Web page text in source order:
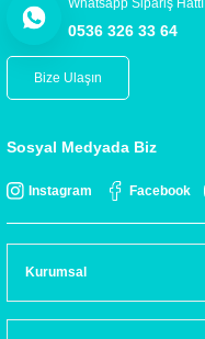
0536 326 33 64
Bize Ulaşın
Sosyal Medyada Biz
Instagram Facebook
Kurumsal